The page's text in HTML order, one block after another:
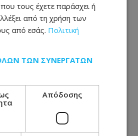
επίθεση με μαχαίρι - Στο
πέρασαν χειροπέδες σε
η Γερμανίδα για τον
- Αναβλήθηκε η
τους έχετε παράσχει ή
από τη χρήση των
από εσάς. Πολιτική
ΤΩΝ ΣΥΝΕΡΓΑΤΏΝ
Απόδοσης